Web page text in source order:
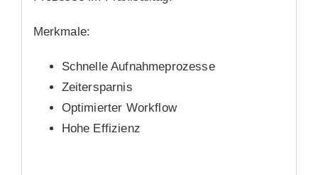
Merkmale:
Schnelle Aufnahmeprozesse
Zeitersparnis
Optimierter Workflow
Hohe Effizienz